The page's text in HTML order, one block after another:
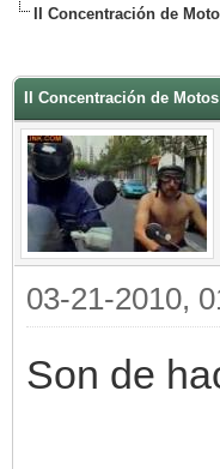
II Concentración de
II Concentración de
03-21-2010,
Son de